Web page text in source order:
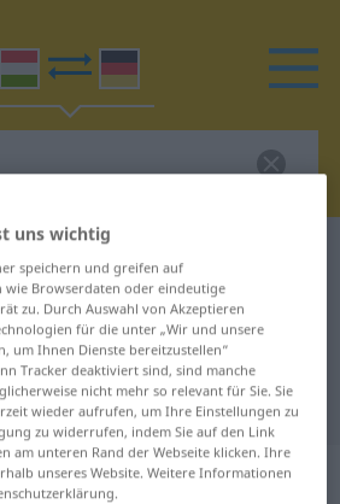
Übersetzung
Übersetzung
uns wichtig
speichern und greifen auf
wie Browserdaten oder eindeutige
zu. Durch Auswahl von Akzeptieren
für die unter „Wir und unsere
um Ihnen Dienste bereitzustellen“
Tracker deaktiviert sind, sind manche
nicht mehr so relevant für Sie. Sie
wieder aufrufen, um Ihre Einstellungen zu
zu widerrufen, indem Sie auf den Link
am unteren Rand der Webseite klicken. Ihre
unseres Website. Weitere Informationen